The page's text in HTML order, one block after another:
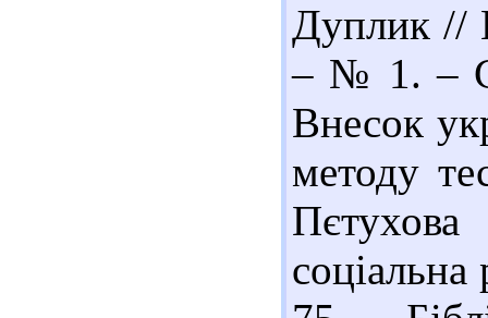
Дуплик //
– № 1. –
Внесок
методу